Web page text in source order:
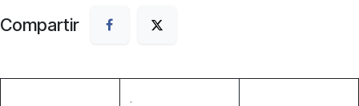
Compartir
.